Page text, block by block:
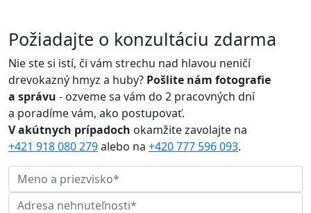
Požiadajte o konzultáciu zdarma
Nie ste si istí, či vám strechu nad hlavou neničí
drevokazný hmyz a huby? Pošlite nám fotografie
a správu - ozveme sa vám do 2 pracovných dní
a poradíme vám, ako postupovať.
V akútnych prípadoch okamžite zavolajte na
+421 918 080 279alebo na +420 777 596 093.